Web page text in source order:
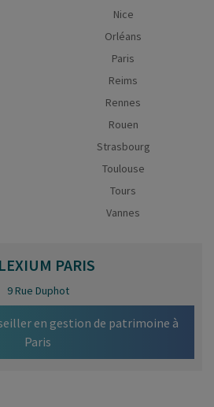
Nice
Orléans
Paris
Reims
Rennes
Rouen
Strasbourg
Toulouse
Tours
Vannes
PARIS
9 Rue Duphot
en gestion de patrimoine à
Paris